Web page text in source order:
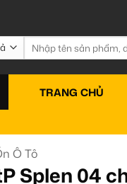
Tìm
kiếm:
TRANG CHỦ
Ô Tô
Splen 04